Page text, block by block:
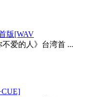
版[WAV
爱的人》台湾首 ...